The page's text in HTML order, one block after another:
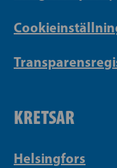
KRETSAR
Helsingfors